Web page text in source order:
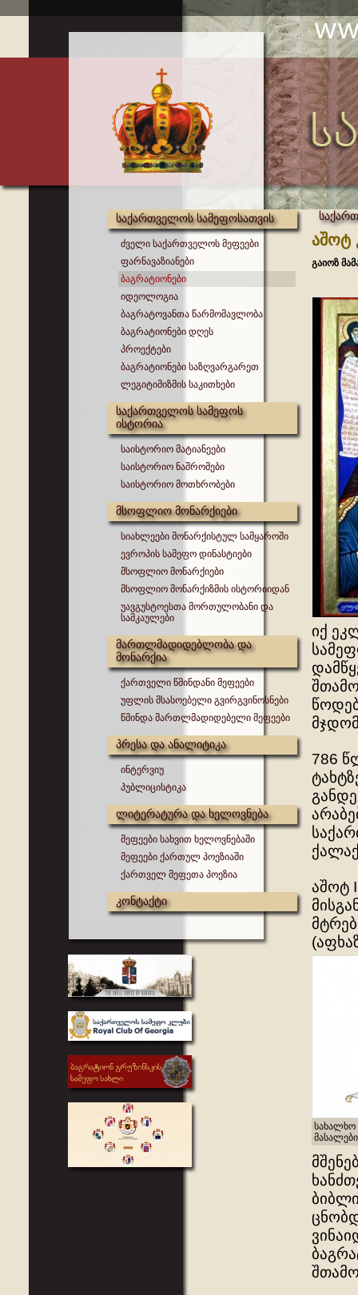
საქართველოს სამეფოსათვის
ძველი საქართველოს მეფეები
ფარნავაზიანები
ბაგრატიონები
იდეოლოგია
ბაგრატოვანთა წარმომავლობა
ბაგრატიონები დღეს
პროექტები
ბაგრატიონები საზღვარგარეთ
ლეგიტიმიზმის საკითხები
საქართველოს სამეფოს
ისტორია
საისტორიო მატიანეები
საისტორიო ნაშრომები
საისტორიო მოთხრობები
მსოფლიო მონარქიები
სიახლეები მონარქისტულ სამყაროში
ევროპის სამეფო დინასტიები
მსოფლიო მონარქიები
მსოფლიო მონარქიზმის ისტორიიდან
უავგუსტოესთა მორთულობანი და
სამკაულები
მართლმადიდებლობა და
მონარქია
ქართველი წმინდანი მეფეები
უფლის მსასოებელი გვირგვინოსნები
წმინდა მართლმადიდებელი მეფეები
პრესა და ანალიტიკა
ინტერვიუ
პუბლიცისტიკა
ლიტერატურა და ხელოვნება
მეფეები სახვით ხელოვნებაში
მეფეები ქართულ პოეზიაში
ქართველ მეფეთა პოეზია
კონტაქტი
აშოტ
გაიოზ
იქ
786
აშოტ
სახალხო